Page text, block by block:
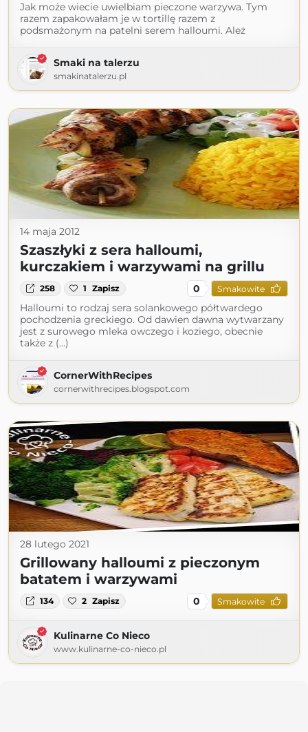
Jak może wiecie uwielbiam pieczone warzywa. Tym
razem zapakowałam je w tortillę razem z
podsmażonym na patelni serem halloumi. Ależ
Smaki na talerzu
smakinatalerzu.pl
14 maja 2012
Szaszłyki z sera halloumi,
kurczakiem i warzywami na grillu
258 1 Zapisz 0 Smakowite
Halloumi to rodzaj sera solankowego półtwardego
pochodzenia greckiego. Od dawien dawna wytwarzany
jest z surowego mleka owczego i koziego, obecnie
także z (...)
CornerWithRecipes
cornerwithrecipes.blogspot.com
28 lutego 2021
Grillowany halloumi z pieczonym
batatem i warzywami
134 2 Zapisz 0 Smakowite
Kulinarne Co Nieco
www.kulinarne-co-nieco.pl